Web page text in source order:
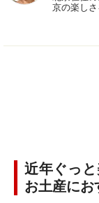
京の楽し
近年ぐっ
お土産にお